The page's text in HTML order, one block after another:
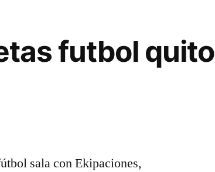
futbol quito
sala con Ekipaciones,